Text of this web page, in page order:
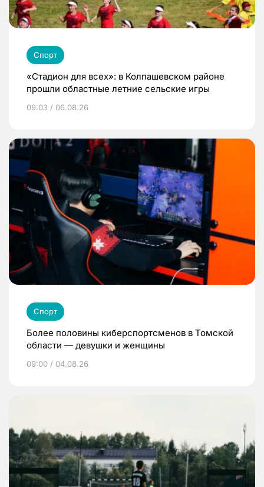
Спорт
«Стадион для всех»: в Колпашевском районе
прошли областные летние сельские игры
09:03 / 06.08.26
Спорт
Более половины киберспортсменов в Томской
области — девушки и женщины
09:00 / 04.08.26